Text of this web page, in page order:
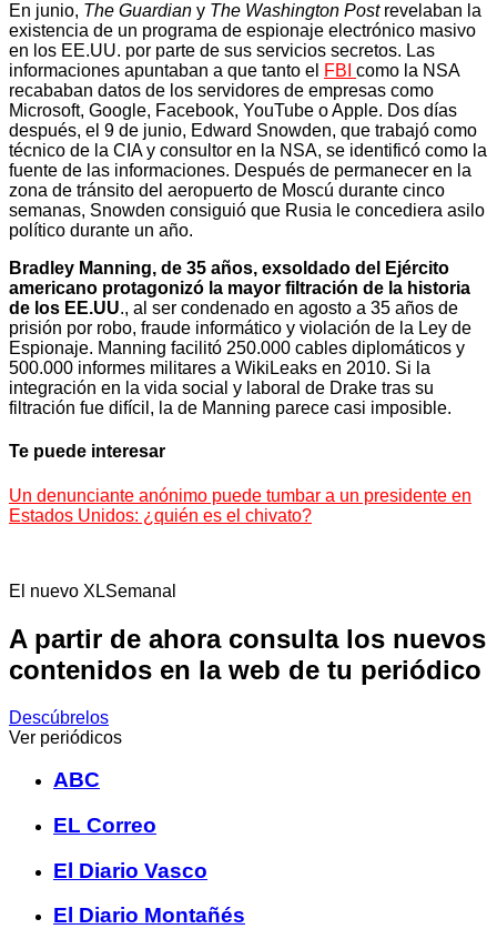
En junio, The Guardian y The Washington Postrevelaban la
existencia de un programa de espionaje electrónico masivo
en los EE.UU. por parte de sus servicios secretos. Las
informaciones apuntaban a que tanto el FBI como la NSA
recababan datos de los servidores de empresas como
Microsoft, Google, Facebook, YouTube o Apple. Dos días
después, el 9 de junio, Edward Snowden, que trabajó como
técnico de la CIA y consultor en la NSA, se identificó como la
fuente de las informaciones. Después de permanecer en la
zona de tránsito del aeropuerto de Moscú durante cinco
semanas, Snowden consiguió que Rusia le concediera asilo
político durante un año.
Bradley Manning, de 35 años, exsoldado del Ejército
americano protagonizó la mayor filtración de la historia
de los EE.UU., al ser condenado en agosto a 35 años de
prisión por robo, fraude informático y violación de la Ley de
Espionaje. Manning facilitó 250.000 cables diplomáticos y
500.000 informes militares a WikiLeaks en 2010. Si la
integración en la vida social y laboral de Drake tras su
filtración fue difícil, la de Manning parece casi imposible.
Te puede interesar
Un denunciante anónimo puede tumbar a un presidente en
Estados Unidos: ¿quién es el chivato?
El nuevo XLSemanal
A partir de ahora consulta los nuevos
contenidos en la web de tu periódico
Descúbrelos
Ver periódicos
ABC
EL Correo
El Diario Vasco
El Diario Montañés